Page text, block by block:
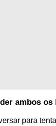
ambos os
para